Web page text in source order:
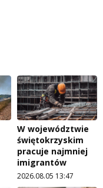
W województwie
świętokrzyskim
pracuje najmniej
imigrantów
2026.08.05 13:47